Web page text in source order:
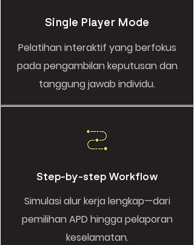
Single Player Mode
Pelatihan interaktif yang berfokus
pada pengambilan keputusan dan
tanggung jawab individu.
Step-by-step Workflow
Simulasi alur kerja lengkap—dari
pemilihan APD hingga pelaporan
keselamatan.